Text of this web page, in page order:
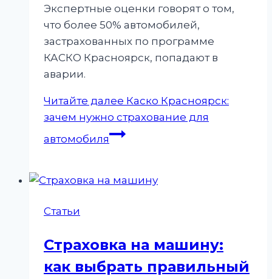
Экспертные оценки говорят о том,
что более 50% автомобилей,
застрахованных по программе
КАСКО Красноярск, попадают в
аварии.
Читайте далее Каско Красноярск:
зачем нужно страхование для
автомобиля
Статьи
Страховка на машину:
как выбрать правильный